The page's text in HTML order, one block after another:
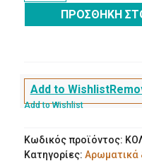
30g
ποσότηταΠΡΟΣΘΉΚΗ
Add to Wishlist
Add to Wishlist
Κωδικός προϊόντος:
Κατηγορίες: Αρωματικά